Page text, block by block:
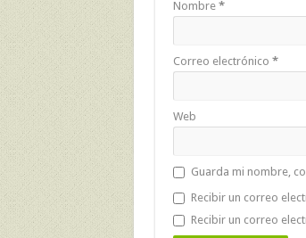
Nombre *
Correo electrónico *
Web
Guarda mi nombre,
Recibir un correo
Recibir un correo